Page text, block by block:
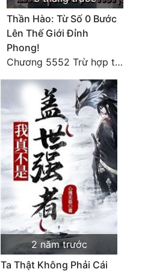
Thần Hào: Từ Số 0 Bước
Lên Thế Giới Đỉnh
Phong!
Chương 5552 Trừ hợp tác, không còn cách nào khác!
2 năm trước
Ta Thật Không Phải Cái